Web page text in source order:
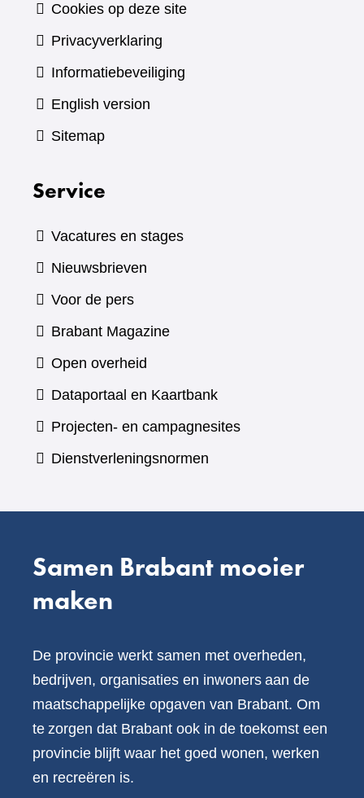
Cookies op deze site
Privacyverklaring
Informatiebeveiliging
English version
Sitemap
Service
Vacatures en stages
Nieuwsbrieven
Voor de pers
Brabant Magazine(verwijst
andere
website)
Open overheid
Dataportaal en Kaartbank(verwijst
naar
Projecten- en campagnesites
Dienstverleningsnormen
Samen Brabant mooier
maken
De provincie werkt samen met overheden,
bedrijven, organisaties en inwoners aan de
maatschappelijke opgaven van Brabant. Om
te zorgen dat Brabant ook in de toekomst een
provincie blijft waar het goed wonen, werken
en recreëren is.